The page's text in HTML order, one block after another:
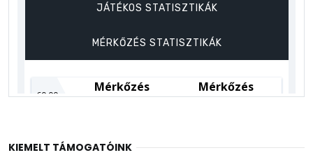
KIEMELT TÁMOGATÓINK